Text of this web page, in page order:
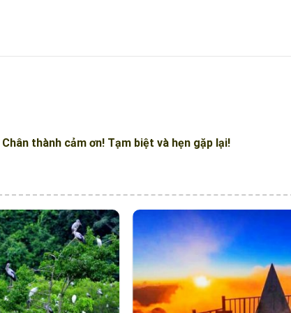
Chân thành cảm ơn! Tạm biệt và hẹn gặp lại!